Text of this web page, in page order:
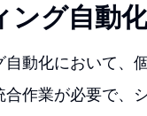
ング自動
自動化において、
作業が必要で、